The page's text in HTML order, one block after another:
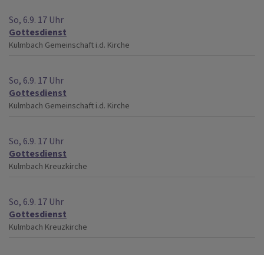
So, 6.9. 17 Uhr
Gottesdienst
Kulmbach Gemeinschaft i.d. Kirche
So, 6.9. 17 Uhr
Gottesdienst
Kulmbach Gemeinschaft i.d. Kirche
So, 6.9. 17 Uhr
Gottesdienst
Kulmbach Kreuzkirche
So, 6.9. 17 Uhr
Gottesdienst
Kulmbach Kreuzkirche